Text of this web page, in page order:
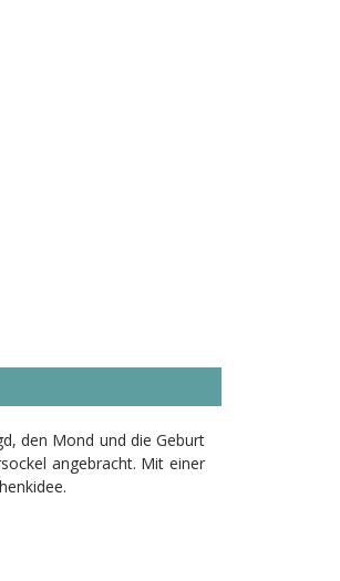
den Mond und die Geburt
angebracht. Mit einer